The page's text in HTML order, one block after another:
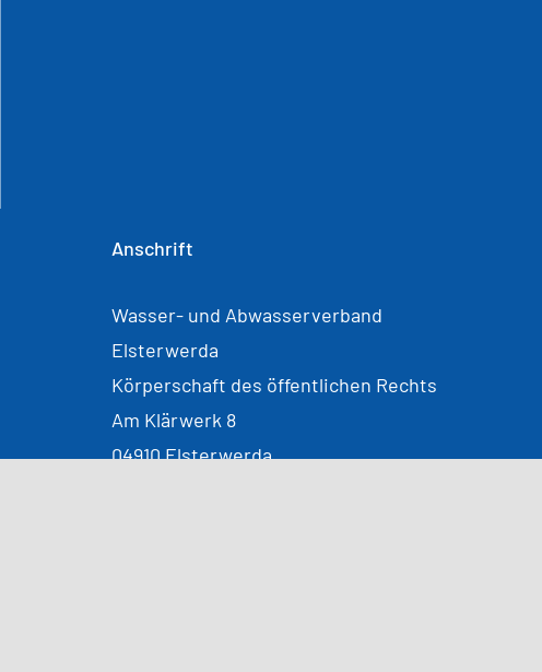
Anschrift
Wasser- und Abwasserverband
Elsterwerda
Körperschaft des öffentlichen Rechts
Am Klärwerk 8
04910 Elsterwerda